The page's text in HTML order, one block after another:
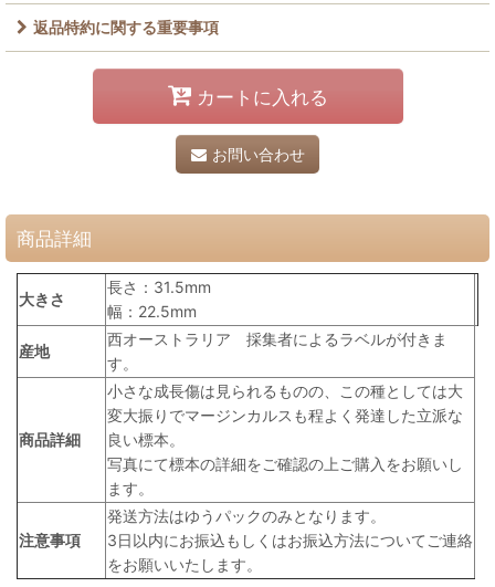
返品特約に関する重要事項
カートに入れる
お問い合わせ
商品詳細
大きさ
長さ：31.5mm
幅：22.5mm
産地
西オーストラリア 採集者によるラベルが付きま
す。
商品詳細
小さな成長傷は見られるものの、この種としては大
変大振りでマージンカルスも程よく発達した立派な
良い標本。
写真にて標本の詳細をご確認の上ご購入をお願いし
ます。
注意事項
発送方法はゆうパックのみとなります。
3日以内にお振込もしくはお振込方法についてご連絡
をお願いいたします。